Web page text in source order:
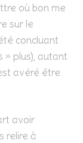
où bon me
sur le
concluant
» plus), autant
avéré être
avoir
relire à